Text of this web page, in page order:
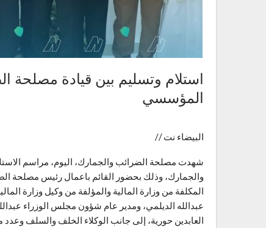
استلام وتسليم بين قيادة مصلحة
المؤسسي
البيضاء نت //
شهدت مصلحة الضرائب والجمارك، اليوم، مراسم
والجمارك، وذلك بحضور القائم باعمال رئيس مصلحة
المكلفة من وزارة المالية والمؤلفة من وكيل وزارة
عبدالله الديلمي، ومدير عام شؤون مجلس الوزراء
العابدين حورية، إلى جانب الوكلاء الخلف والسلف وعدد